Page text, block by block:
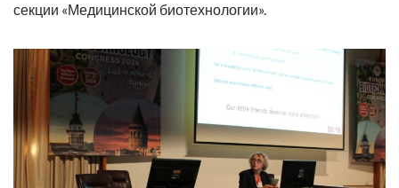
секции «Медицинской биотехнологии».